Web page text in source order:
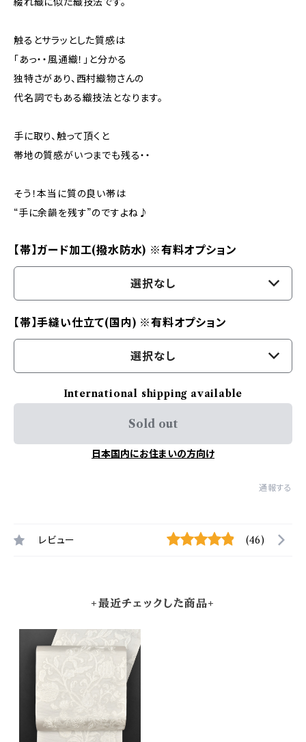
触るとサラッとした質感は
「あっ・・風通織！」と分かる
独特さがあり、西村織物さんの
代名詞でもある織技法となります。
手に取り、触って頂くと
帯地の質感がいつまでも残る・・
そう！本当に質の良い帯は
“手に余韻を残す”のですよね♪
【帯】ガード加工(撥水防水) ※有料オプション
選択なし
【帯】手縫い仕立て(国内) ※有料オプション
選択なし
International shipping available
Sold out
日本国内にお住まいの方向け
通報する
レビュー (46)
+最近チェックした商品+